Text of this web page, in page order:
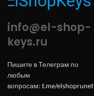
info@el-shop-
keys.ru
Пишите в Телеграм по
любым
вопросам: t.me/elshoprunet